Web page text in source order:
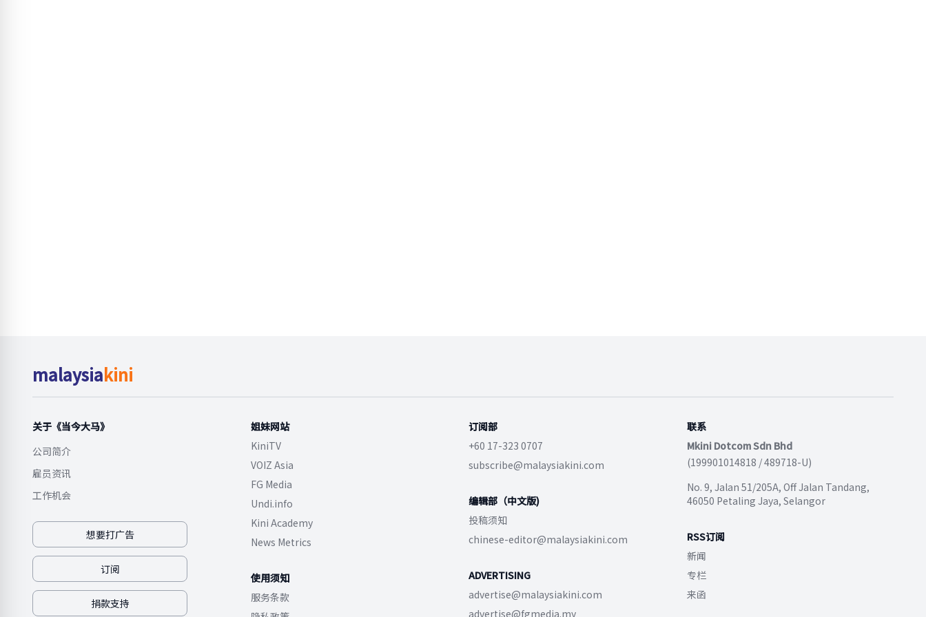
malaysiakini
关于《当今大马》
公司简介
雇员资讯
工作机会
想要打广告
订阅
捐款支持
姐妹网站
KiniTV
VOIZ Asia
FG Media
Undi.info
Kini Academy
News Metrics
使用须知
服务条款
订阅部
+60 17-323 0707
subscribe@malaysiakini.com
编辑部（中文版)
投稿须知
chinese-editor@malaysiakini.com
ADVERTISING
advertise@malaysiakini.com
advertise@fgmedia.my
联系
Mkini Dotcom Sdn Bhd
(199901014818 / 489718-U)
No. 9, Jalan 51/205A, Off Jalan Tandang,
46050 Petaling Jaya, Selangor
RSS订阅
新闻
专栏
来函